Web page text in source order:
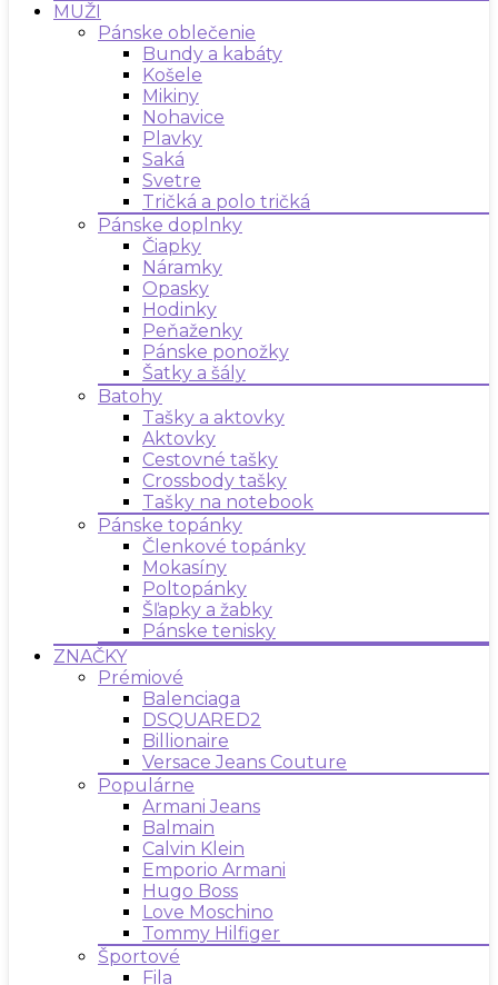
MUŽI
Pánske oblečenie
Bundy a kabáty
Košele
Mikiny
Nohavice
Plavky
Saká
Svetre
Tričká a polo tričká
Pánske doplnky
Čiapky
Náramky
Opasky
Hodinky
Peňaženky
Pánske ponožky
Šatky a šály
Batohy
Tašky a aktovky
Aktovky
Cestovné tašky
Crossbody tašky
Tašky na notebook
Pánske topánky
Členkové topánky
Mokasíny
Poltopánky
Šľapky a žabky
Pánske tenisky
ZNAČKY
Prémiové
Balenciaga
DSQUARED2
Billionaire
Versace Jeans Couture
Populárne
Armani Jeans
Balmain
Calvin Klein
Emporio Armani
Hugo Boss
Love Moschino
Tommy Hilfiger
Športové
Fila